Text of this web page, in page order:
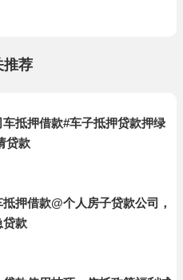
推荐
车抵押借款#车子抵押贷款押绿
贷款
押借款@个人房子贷款公司，
贷款